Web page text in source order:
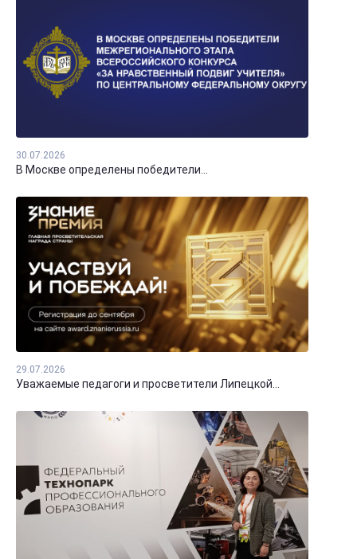
30.07.2026
В Москве определены победители...
29.07.2026
Уважаемые педагоги и просветители Липецкой...